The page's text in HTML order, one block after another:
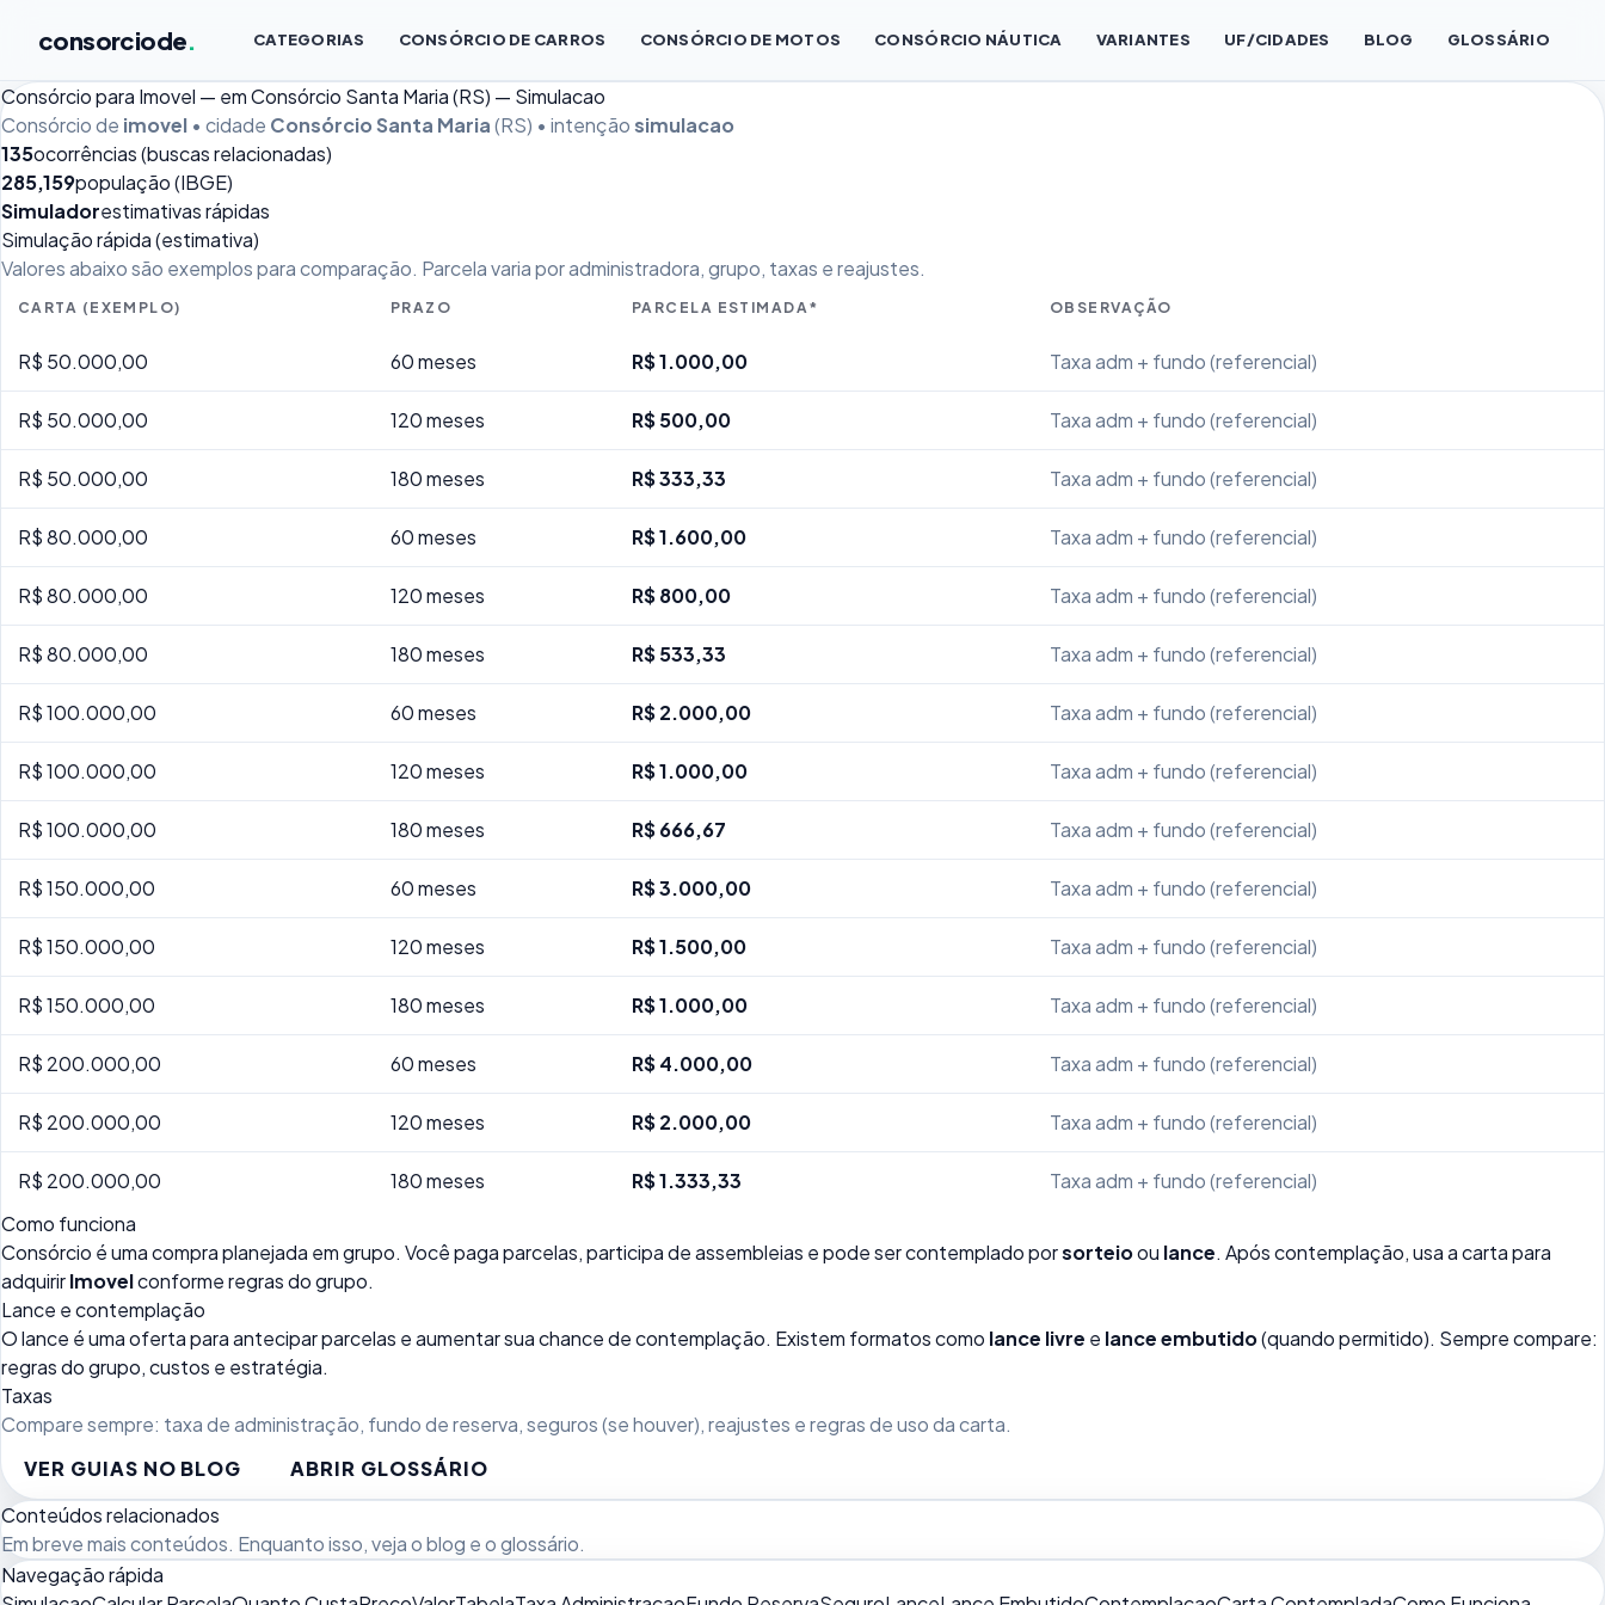
consorciode. CATEGORIAS CONSÓRCIO DE CARROS CONSÓRCIO DE MOTOS CONSÓRCIO NÁUTICA VARIANTES UF/CIDADES BLOG GLOSSÁRIO
Consórcio para Imovel — em Consórcio Santa Maria (RS) — Simulacao
Consórcio de imovel • cidade Consórcio Santa Maria(RS) • intençãosimulacao
135ocorrências (buscas relacionadas)
285,159população (IBGE)
Simuladorestimativas rápidas
Simulação rápida (estimativa)
Valores abaixo são exemplos para comparação. Parcela varia por administradora, grupo, taxas e reajustes.
CARTA (EXEMPLO) PRAZO PARCELA ESTIMADA* OBSERVAÇÃO
R$ 50.000,00 60 meses R$ 1.000,00 Taxa adm + fundo (referencial)
R$ 50.000,00 120 meses R$ 500,00 Taxa adm + fundo (referencial)
R$ 50.000,00 180 meses R$ 333,33 Taxa adm + fundo (referencial)
R$ 80.000,00 60 meses R$ 1.600,00 Taxa adm + fundo (referencial)
R$ 80.000,00 120 meses R$ 800,00 Taxa adm + fundo (referencial)
R$ 80.000,00 180 meses R$ 533,33 Taxa adm + fundo (referencial)
R$ 100.000,00 60 meses R$ 2.000,00 Taxa adm + fundo (referencial)
R$ 100.000,00 120 meses R$ 1.000,00 Taxa adm + fundo (referencial)
R$ 100.000,00 180 meses R$ 666,67 Taxa adm + fundo (referencial)
R$ 150.000,00 60 meses R$ 3.000,00 Taxa adm + fundo (referencial)
R$ 150.000,00 120 meses R$ 1.500,00 Taxa adm + fundo (referencial)
R$ 150.000,00 180 meses R$ 1.000,00 Taxa adm + fundo (referencial)
R$ 200.000,00 60 meses R$ 4.000,00 Taxa adm + fundo (referencial)
R$ 200.000,00 120 meses R$ 2.000,00 Taxa adm + fundo (referencial)
R$ 200.000,00 180 meses R$ 1.333,33
Taxa adm + fundo (referencial)
Como funciona
Consórcio é uma compra planejada em grupo. Você paga parcelas, participa de assembleias e pode ser contemplado porsorteioou lance. Após contemplação, usa a carta para
adquirirImovelconforme regras do grupo.
Lance e contemplação
O lance é uma oferta para antecipar parcelas e aumentar sua chance de contemplação. Existem formatos como lance livre e lance embutido(quando permitido). Sempre compare:
regras do grupo, custos e estratégia.
Taxas
Compare sempre: taxa de administração, fundo de reserva, seguros (se houver), reajustes e regras de uso da carta.
VER GUIAS NO BLOG
ABRIR GLOSSÁRIO
Conteúdos relacionados
Em breve mais conteúdos. Enquanto isso, vejao blog e oglossário.
Navegação rápida